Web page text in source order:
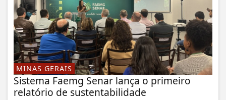
MINAS GERAIS
Sistema Faemg Senar lança o primeiro
relatório de sustentabilidade